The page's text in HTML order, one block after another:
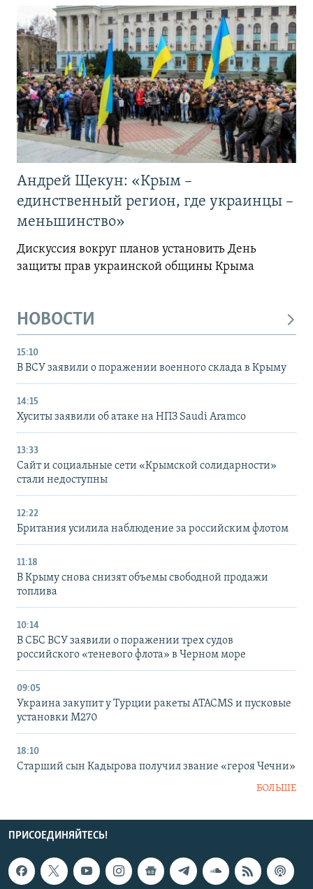
Андрей Щекун: «Крым –
единственный регион, где украинцы –
меньшинство»
Дискуссия вокруг планов установить День
защиты прав украинской общины Крыма
НОВОСТИ
15:10
В ВСУ заявили о поражении военного склада в Крыму
14:15
Хуситы заявили об атаке на НПЗ Saudi Aramco
13:33
Сайт и социальные сети «Крымской солидарности»
стали недоступны
12:22
Британия усилила наблюдение за российским флотом
11:18
В Крыму снова снизят объемы свободной продажи
топлива
10:14
В СБС ВСУ заявили о поражении трех судов
российского «теневого флота» в Черном море
09:05
Украина закупит у Турции ракеты ATACMS и пусковые
установки M270
18:10
Старший сын Кадырова получил звание «героя Чечни»
БОЛЬШЕ
ПРИСОЕДИНЯЙТЕСЬ!